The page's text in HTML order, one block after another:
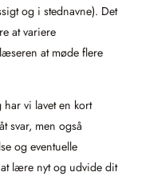
og i stednavne). Det
at variere
at møde flere
vi lavet en kort
svar, men også
og eventuelle
lære nyt og udvide dit